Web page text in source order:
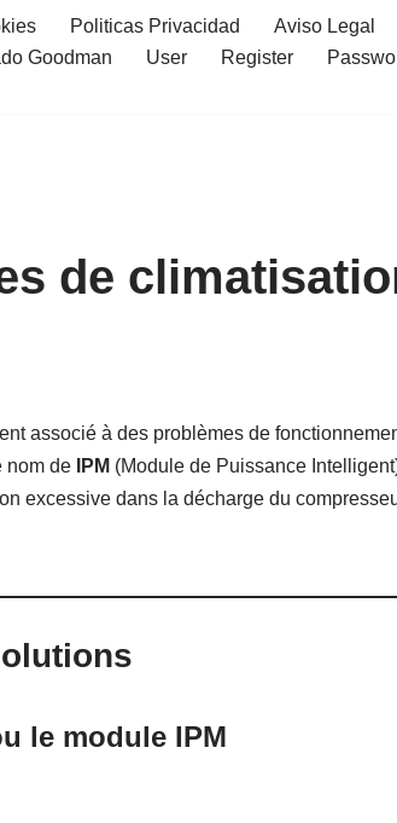
Politicas Privacidad
Aviso Legal
Goodman
User Register
de
associé à des problèmes de
nom de IPM (Module de Puissance
excessive dans la décharge du
le module IPM